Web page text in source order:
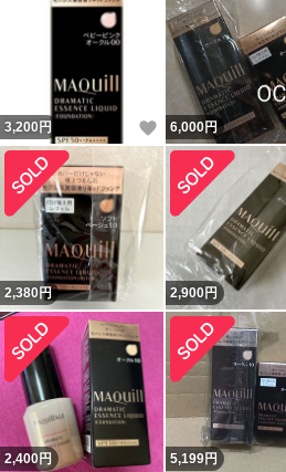
3,200 円 いいね！
6,000円
2,380円 2,900円
2,400円 5,199円